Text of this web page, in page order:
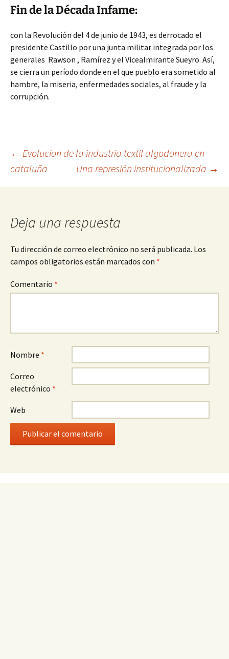
Fin de la Década Infame:
con la Revolución del 4 de junio de 1943, es derrocado el
presidente Castillo por una junta militar integrada por los
generales Rawson , Ramírez y el Vicealmirante Sueyro. Así,
se cierra un período donde en el que pueblo era sometido al
hambre, la miseria, enfermedades sociales, al fraude y la
corrupción.
Navegación
de
entradas
← Evolucion de la industria textil algodonera en
cataluña
Una represión institucionalizada →
Deja una respuesta
Tu dirección de correo electrónico no será publicada. Los
campos obligatorios están marcados con *
Comentario *
Nombre *
Correo
electrónico *
Web